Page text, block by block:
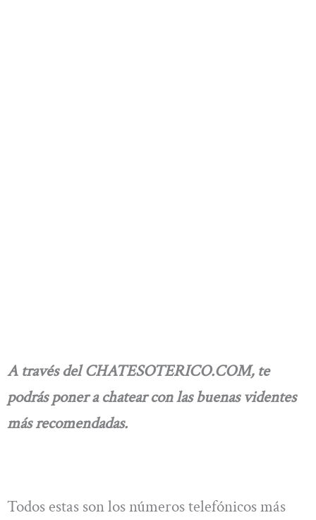
A través del CHATESOTERICO.COM, te
podrás poner a chatear con las buenas videntes
más recomendadas.
Todos estas son los números telefónicos más